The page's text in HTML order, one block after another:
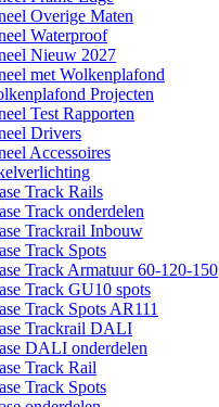
Overige Maten
Waterproof
Nieuw 2027
met Wolkenplafond
Projecten
Test Rapporten
Drivers
Accessoires
Track Rails
Track onderdelen
Trackrail Inbouw
Track Spots
Track Armatuur 60-120-150
Track GU10 spots
Track Spots AR111
Trackrail DALI
DALI onderdelen
Track Rail
Track Spots